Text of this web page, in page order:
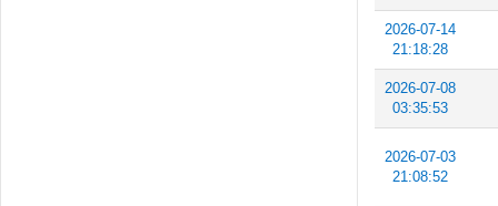
2026-07-14
21:18:28
2026-07-08
03:35:53
2026-07-03
21:08:52